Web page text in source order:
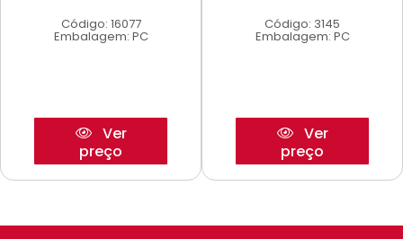
Código: 16077
Embalagem: PC
Ver
preço
Código: 3145
Embalagem: PC
Ver
preço